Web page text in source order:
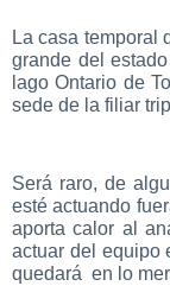
La casa temporal
grande del
lago Ontario de
sede de la filiar
Será raro, de
esté actuando
aporta calor al
actuar del equipo
quedará en lo